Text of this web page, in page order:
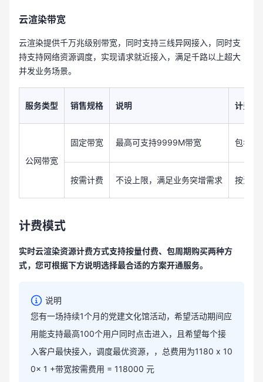
云渲染带宽
云渲染提供千万兆级别带宽，同时支持三线异网接入，同时支
持支持网络资源调度，实现请求就近接入，满足千路以上超大
并发业务场景。
服务类型 销售规格 说明 计费方
公网带宽
固定带宽 最高可支持9999M带宽 包年包
按需计费 不设上限，满足业务突增需求 按流量
计费模式
实时云渲染资源计费方式支持按量付费、包周期购买两种方
式，您可根据下方说明选择最合适的方案开通服务。
说明
您有一场持续1个月的党建文化馆活动，希望活动期间应
用能支持最高100个用户同时点击进入，且希望每个接
入客户最快接入，调度最优资源，，总费用为1180 x 10
0x 1 +带宽按需费用 = 118000 元